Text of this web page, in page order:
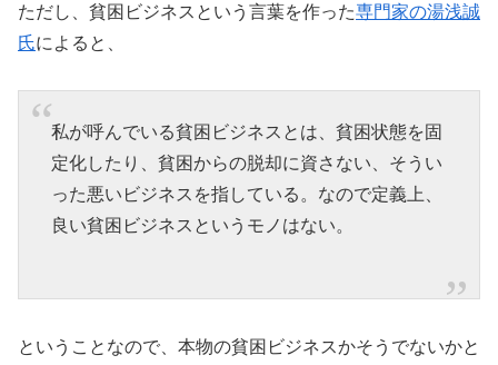
ただし、貧困ビジネスという言葉を作った専門家の湯浅誠
氏によると、
私が呼んでいる貧困ビジネスとは、貧困状態を固
定化したり、貧困からの脱却に資さない、そうい
った悪いビジネスを指している。なので定義上、
良い貧困ビジネスというモノはない。
ということなので、本物の貧困ビジネスかそうでないかと